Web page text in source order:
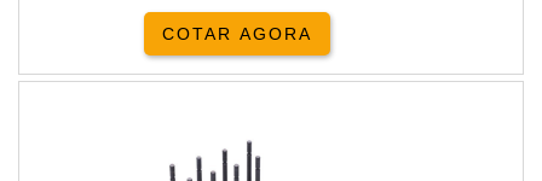
distribuidora do produto, foi formada na
cidade de Cravinhos / SP, e é líder no
mundo dos negócios. À vista disso, a rede
altamente capacitados para oferecer as
soluções mais adequadas para tipos
COTAR AGORA